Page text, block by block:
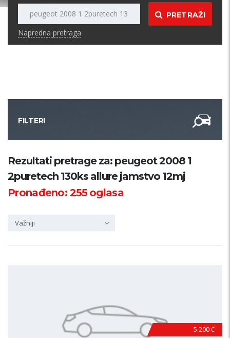
PRETRAŽI
Napredna pretraga
FILTERI
Kategorija
Županija
Rezultati pretrage za: peugeot 2008 1
2puretech 130ks allure jamstvo 12mj
Pronađeno:255oglasa
Važniji
5.200 €